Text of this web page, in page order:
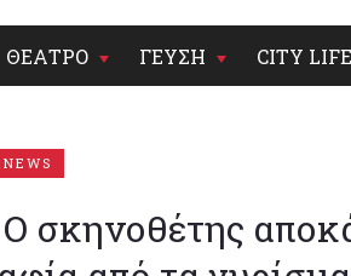
ΘΕΑΤΡΟ ΓΕΥΣΗ CITY LIFE
Ο σκηνοθέτης